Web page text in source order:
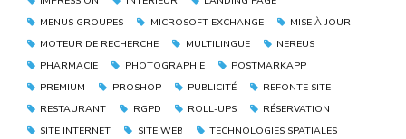
MENUS GROUPES
MICROSOFT EXCHANGE
MISE À JOUR
MOTEUR DE RECHERCHE
MULTILINGUE
NEREUS
PHARMACIE
PHOTOGRAPHIE
POSTMARKAPP
PREMIUM
PROSHOP PUBLICITÉ
REFONTE SITE
RESTAURANT
RGPD ROLL-UPS
RÉSERVATION
SITE INTERNET
SITE WEB
TECHNOLOGIES SPATIALES